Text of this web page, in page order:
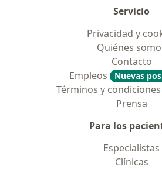
Servicio
Privacidad y
Quiénes
Contacto
Empleos
Nuevas
Términos y
Prensa
Para los
Especialistas
Clínicas